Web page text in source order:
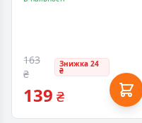
163
₴
Знижка 24
₴
139 ₴